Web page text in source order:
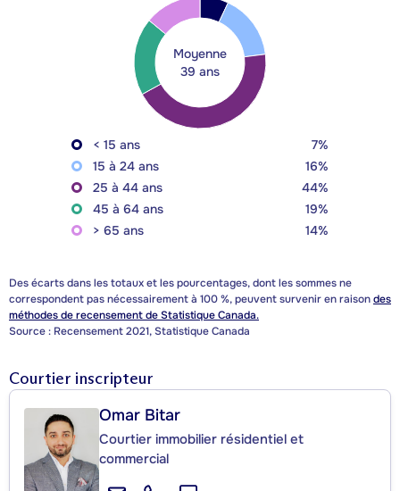
Moyenne
39 ans
< 15 ans
7%
15 à 24 ans
16%
25 à 44 ans
44%
45 à 64 ans
19%
> 65 ans
14%
Des écarts dans les totaux et les pourcentages, dont les sommes ne
correspondent pas nécessairement à 100 %, peuvent survenir en raisondes
méthodes de recensement de Statistique Canada.
Source : Recensement 2021, Statistique Canada
Courtier inscripteur
Omar Bitar
Courtier immobilier résidentiel et
commercial